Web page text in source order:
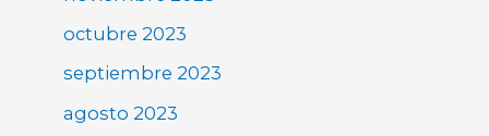
octubre 2023
septiembre 2023
agosto 2023